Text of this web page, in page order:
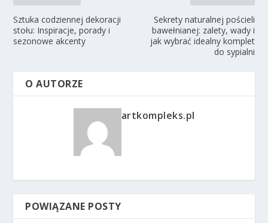
Sztuka codziennej dekoracji
stołu: Inspiracje, porady i
sezonowe akcenty
Sekrety naturalnej pościeli
bawełnianej: zalety, wady i
jak wybrać idealny komplet
do sypialni
O AUTORZE
artkompleks.pl
POWIĄZANE POSTY